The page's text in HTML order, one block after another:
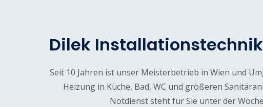
Dilek
Seit 10 Jahren ist unser Meisterbetrieb in Wien und
Heizung in Küche, Bad, WC und größeren
Notdienst steht für Sie unter der